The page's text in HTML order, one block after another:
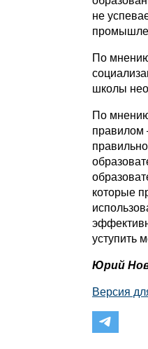
не
По
школы
По
правилом
которые
уступить
Юрий
Версия